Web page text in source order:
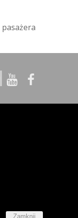
pasażera
Zamknij